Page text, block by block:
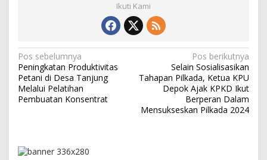
Ikuti Kami
N
a
v
a
Pos sebelumnya
Peningkatan Produktivitas
Petani di Desa Tanjung
Melalui Pelatihan
Pembuatan Konsentrat
Pos berikutnya
Selain Sosialisasikan
Tahapan Pilkada, Ketua KPU
Depok Ajak KPKD Ikut
Berperan Dalam
Mensukseskan Pilkada 2024